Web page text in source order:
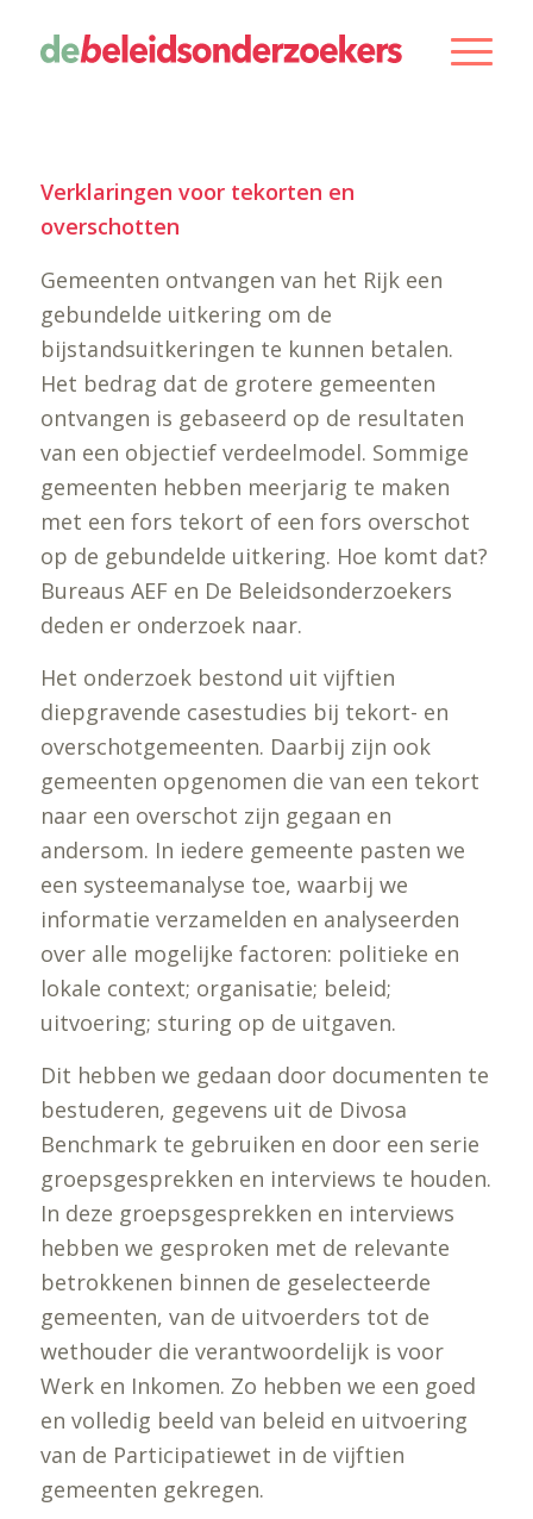
Verklaringen voor tekorten en
overschotten
Gemeenten ontvangen van het Rijk een
gebundelde uitkering om de
bijstandsuitkeringen te kunnen betalen.
Het bedrag dat de grotere gemeenten
ontvangen is gebaseerd op de resultaten
van een objectief verdeelmodel. Sommige
gemeenten hebben meerjarig te maken
met een fors tekort of een fors overschot
op de gebundelde uitkering. Hoe komt dat?
Bureaus AEF en De Beleidsonderzoekers
deden er onderzoek naar.
Het onderzoek bestond uit vijftien
diepgravende casestudies bij tekort- en
overschotgemeenten. Daarbij zijn ook
gemeenten opgenomen die van een tekort
naar een overschot zijn gegaan en
andersom. In iedere gemeente pasten we
een systeemanalyse toe, waarbij we
informatie verzamelden en analyseerden
over alle mogelijke factoren: politieke en
lokale context; organisatie; beleid;
uitvoering; sturing op de uitgaven.
Dit hebben we gedaan door documenten te
bestuderen, gegevens uit de Divosa
Benchmark te gebruiken en door een serie
groepsgesprekken en interviews te houden.
In deze groepsgesprekken en interviews
hebben we gesproken met de relevante
betrokkenen binnen de geselecteerde
gemeenten, van de uitvoerders tot de
wethouder die verantwoordelijk is voor
Werk en Inkomen. Zo hebben we een goed
en volledig beeld van beleid en uitvoering
van de Participatiewet in de vijftien
gemeenten gekregen.